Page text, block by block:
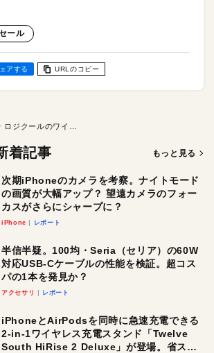
ール
アする URLのコピー
着記事 もっと見る
次期iPhoneのカメラを考察。ナイトモード
の画質が大幅アップ？ 望遠カメラのフォー
カスがさらにシャープに？
iPhone レポート
半信半疑。100均・Seria（セリア）の60W
対応USB-Cケーブルの性能を検証。超コス
パの1本を発見か？
アクセサリ レポート
iPhoneとAirPodsを同時に急速充電できる
2-in-1ワイヤレス充電スタンド「Twelve
South HiRise 2 Deluxe」が登場。省スペ